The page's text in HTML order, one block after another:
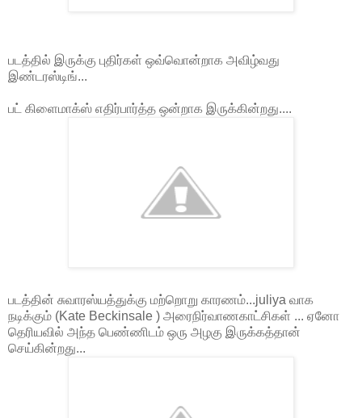
படத்தில் இருக்கு புதிர்கள் ஒவ்வொன்றாக அவிழ்வது
இண்டரஸ்டிங்...
பட் கிளைமாக்ஸ் எதிர்பார்த்த ஒன்றாக இருக்கின்றது....
படத்தின் சுவாரஸ்யத்துக்கு மற்றொறு காரணம்...juliya வாக
நடிக்கும் (Kate Beckinsale ) அரைநிர்வாணகாட்சிகள் ... ஏனோ
தெரியவில் அந்த பெண்ணிடம் ஒரு அழகு இருக்கத்தான்
செய்கின்றது...